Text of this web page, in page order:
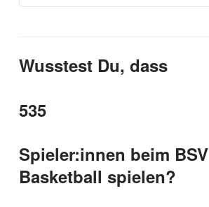
Wusstest Du, dass
535
Spieler:innen beim BSV
Basketball spielen?